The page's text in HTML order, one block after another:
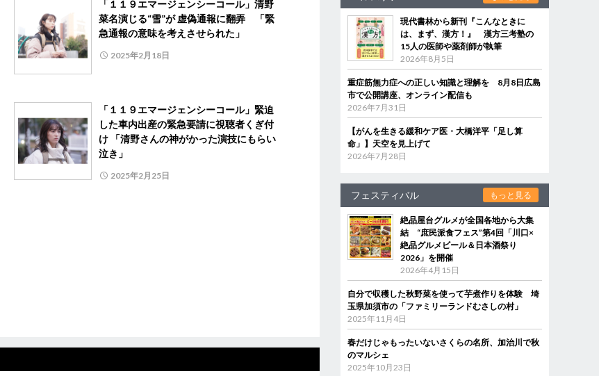
「１１９エマージェンシーコール」清野
菜名演じる“雪”が 虚偽通報に翻弄 「緊
急通報の意味を考えさせられた」
2025年2月18日
「１１９エマージェンシーコール」緊迫
した車内出産の緊急要請に視聴者くぎ付
け 「清野さんの神がかった演技にもらい
泣き」
2025年2月25日
現代書林から新刊『こんなときに
は、まず、漢方！』 漢方三考塾の
15人の医師や薬剤師が執筆
2026年8月5日
重症筋無力症への正しい知識と理解を 8月8日広島
市で公開講座、オンライン配信も
2026年7月31日
【がんを生きる緩和ケア医・大橋洋平「足し算
命」】天空を見上げて
2026年7月28日
フェスティバル もっと見る
絶品屋台グルメが全国各地から大集
結 “庶民派食フェス”第4回「川口×
絶品グルメビール＆日本酒祭り
2026」を開催
2026年4月15日
自分で収穫した秋野菜を使って芋煮作りを体験 埼
玉県加須市の「ファミリーランドむさしの村」
2025年11月4日
春だけじゃもったいないさくらの名所、加治川で秋
のマルシェ
2025年10月23日